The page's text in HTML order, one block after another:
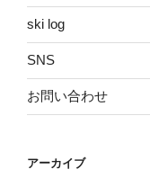
ski log
SNS
お問い合わせ
アーカイブ